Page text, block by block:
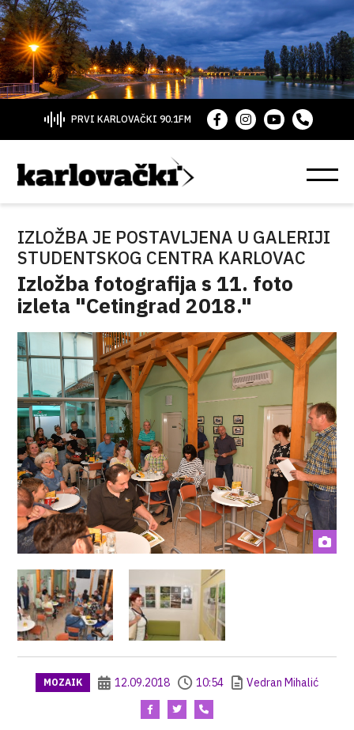
PRVI KARLOVAČKI 90.1FM
IZLOŽBA JE POSTAVLJENA U GALERIJI
STUDENTSKOG CENTRA KARLOVAC
Izložba fotografija s 11. foto
izleta "Cetingrad 2018."
MOZAIK 12.09.2018 10:54 Vedran Mihalić